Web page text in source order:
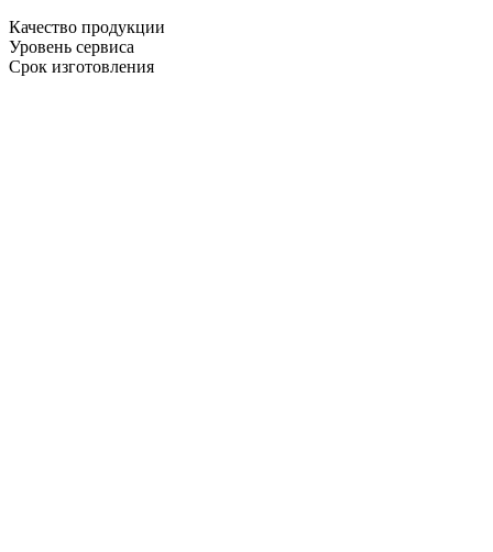
Качество продукции
Уровень сервиса
Срок изготовления